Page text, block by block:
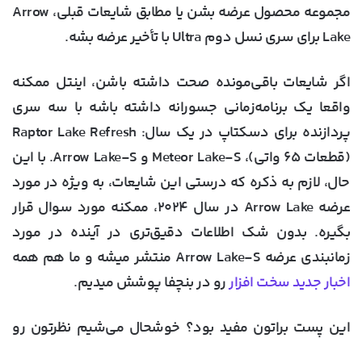
مجموعه محصول عرضه بشن یا مطابق شایعات قبلی، Arrow
Lake برای سری نسل دوم Ultra با تأخیر عرضه بشه.
اگر شایعات باقی‌مونده صحت داشته باشن، اینتل ممکنه
واقعا یک برنامه‌زمانی جسورانه داشته باشه با سه سری
پردازنده برای دسکتاپ در یک سال: Raptor Lake Refresh
(قطعات ۶۵ واتی)، Meteor Lake-S و Arrow Lake-S. با این
حال، لازم به ذکره که درستی این شایعات، به ویژه در مورد
عرضه Arrow Lake در سال ۲۰۲۴، ممکنه مورد سوال قرار
بگیره. بدون شک اطلاعات دقیق‌تری در آینده در مورد
زمانبندی عرضه Arrow Lake-S منتشر میشه و ما هم همه
اخبار جدید سخت افزاررو در بنچفا پوشش میدیم.
این پست براتون مفید بود؟ خوشحال می‌شیم نظرتون رو